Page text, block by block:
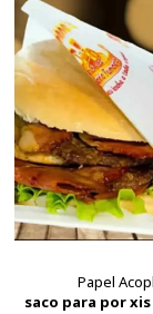
Papel
saco para por xis